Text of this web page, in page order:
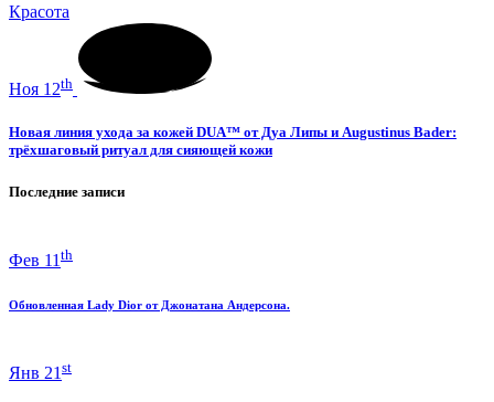
Красота
Ноя 12th
Новая линия ухода за кожей DUA™ от Дуа Липы и Augustinus Bader:
трёхшаговый ритуал для сияющей кожи
Последние записи
Фев 11 th
Обновленная Lady Dior от Джонатана Андерсона.
Янв 21 st